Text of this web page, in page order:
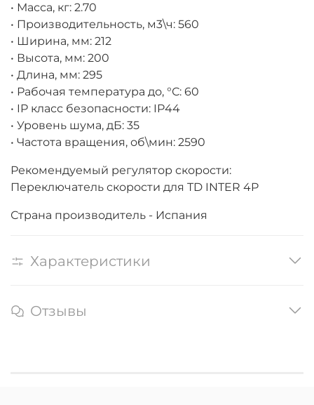
• Масса, кг: 2.70
• Производительность, м3\ч: 560
• Ширина, мм: 212
• Высота, мм: 200
• Длина, мм: 295
• Рабочая температура до, °С: 60
• IP класс безопасности: IP44
• Уровень шума, дБ: 35
• Частота вращения, об\мин: 2590
Рекомендуемый регулятор скорости:
Переключатель скорости для TD INTER 4P
Страна производитель - Испания
Характеристики
Отзывы